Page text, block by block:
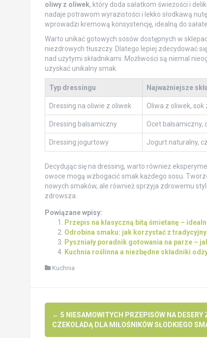
oliwy z oliwek, który doda sałatkom świeżości i
nadaje potrawom wyrazistości i lekko słodkawą
wprowadzi kremową konsystencję, idealną do
Warto unikać gotowych sosów dostępnych w
niezdrowych tłuszczy. Dlatego lepiej zdecydować
nad użytymi składnikami. Możliwości są niemal
uzyskać unikalny smak.
Typ dressingu Najważniejsze
Dressing na oliwie z oliwek Oliwa z oliwek,
Dressing balsamiczny Ocet balsamiczny,
Dressing jogurtowy Jogurt naturalny,
Decydując się na dressing, warto również
owoce mogą wzbogacić smak każdego sosu.
nowych smaków, ale również sprzyja zdrowemu
zdrowsza.
Powiązane wpisy:
Przepis na klasyczną bitą śmietanę –
Odrobina smaku: jak korzystać z
Pyszniały poradnik gotowania na parze –
Kuchnia roślinna a niezbędne składniki
Kuchnia
Post
navigation
← 5 NIESAMOWITYCH PRZEPISÓW NA DESERY
CZEKOLADĄ DLA MIŁOŚNIKÓW SŁODKIEGO